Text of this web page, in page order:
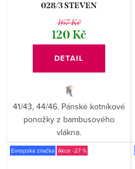
028/3 STEVEN
167 Kč
120 Kč
DETAIL
41/43, 44/46. Pánské kotníkové
ponožky z bambusového
vlákna.
Evropská značka -27 %